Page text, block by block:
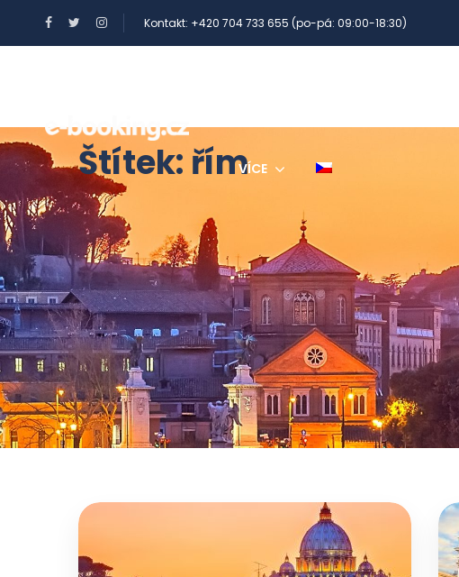
Kontakt: +420 704 733 655 (po-pá: 09:00-18:30)
VÍCE
Štítek: řím